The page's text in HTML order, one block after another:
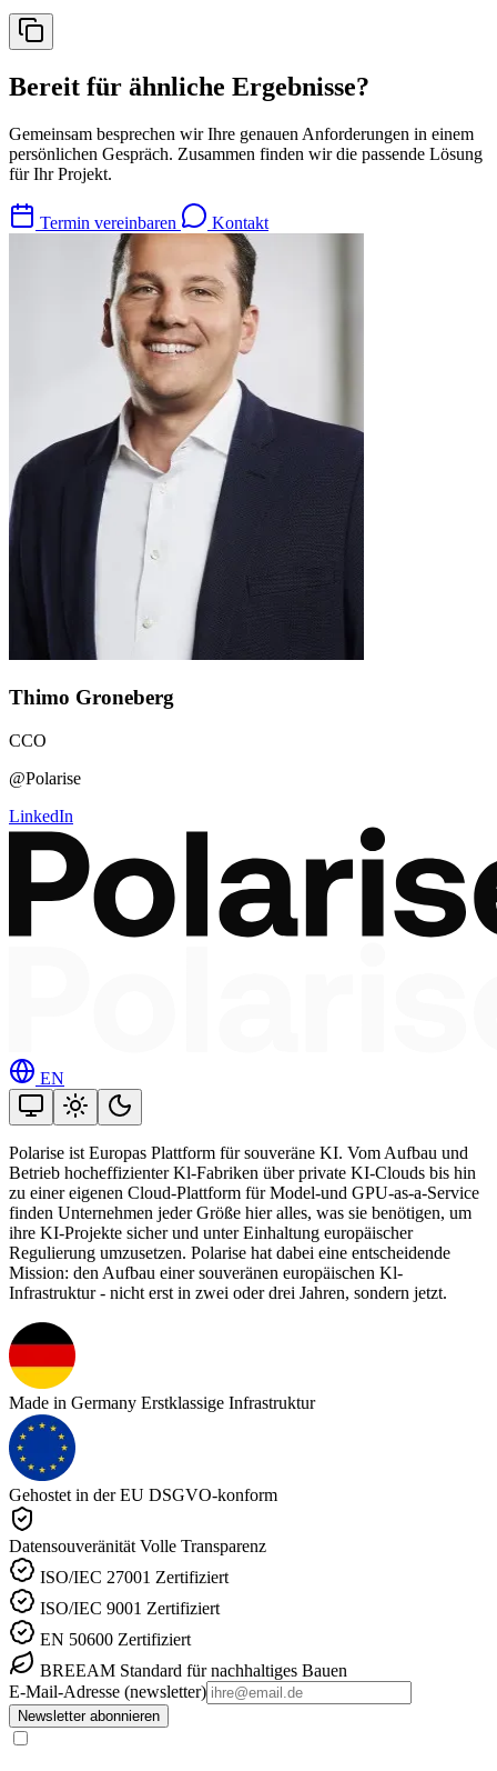
Bereit für ähnliche Ergebnisse?
Gemeinsam besprechen wir Ihre genauen Anforderungen in einem
persönlichen Gespräch. Zusammen finden wir die passende Lösung
für Ihr Projekt.
Termin vereinbaren Kontakt
Thimo Groneberg
CCO
@Polarise
LinkedIn
EN
Polarise ist Europas Plattform für souveräne KI. Vom Aufbau und
Betrieb hocheffizienter Kl-Fabriken über private KI-Clouds bis hin
zu einer eigenen Cloud-Plattform für Model-und GPU-as-a-Service
finden Unternehmen jeder Größe hier alles, was sie benötigen, um
ihre KI-Projekte sicher und unter Einhaltung europäischer
Regulierung umzusetzen. Polarise hat dabei eine entscheidende
Mission: den Aufbau einer souveränen europäischen Kl-
Infrastruktur - nicht erst in zwei oder drei Jahren, sondern jetzt.
Made in Germany Erstklassige Infrastruktur
Gehostet in der EU DSGVO-konform
Datensouveränität Volle Transparenz
ISO/IEC 27001 Zertifiziert
ISO/IEC 9001 Zertifiziert
EN 50600 Zertifiziert
BREEAM Standard für nachhaltiges Bauen
E-Mail-Adresse (newsletter)
Newsletter abonnieren